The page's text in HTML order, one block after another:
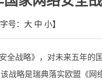
字号： 大 中 小】
全战略》，对未来五年的
战略是瑞典落实欧盟《网